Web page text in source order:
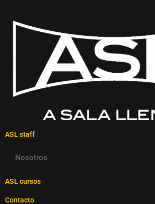
ASL staff
Nosotros
ASL cursos
Contacto